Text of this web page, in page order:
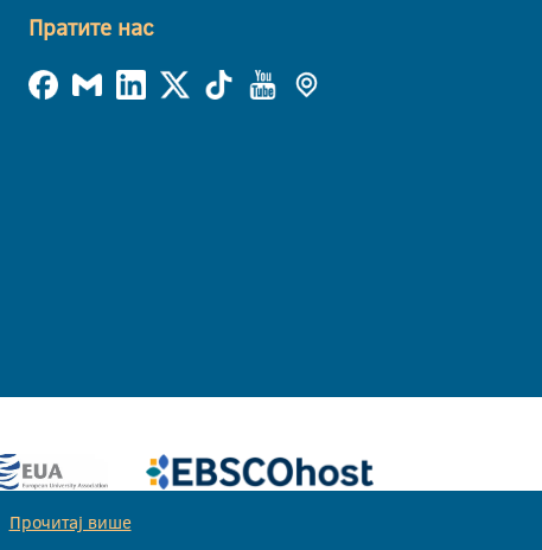
Пратите нас
Прочитај више